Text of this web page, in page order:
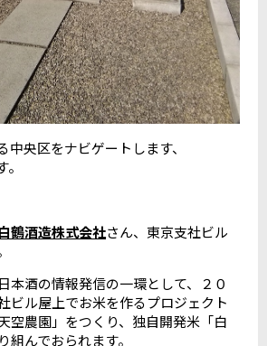
中央区をナビゲートします、
白鶴酒造株式会社さん、東京支社ビル
本酒の情報発信の一環として、２０
ビル屋上でお米を作るプロジェクト
空農園」をつくり、独自開発米「白
組んでおられます。